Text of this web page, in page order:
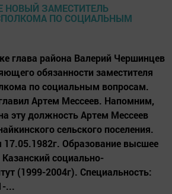
глава района Валерий Чершинцев
обязанности заместителя
по социальным вопросам.
Артем Мессеев. Напомним,
эту должность Артем Мессеев
сельского поселения.
17.05.1982г. Образование высшее
социально-
(1999-2004г). Специальность:
...